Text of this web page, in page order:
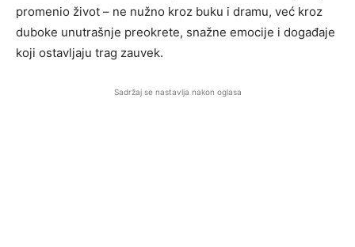
promenio život – ne nužno kroz buku i dramu, već kroz
duboke unutrašnje preokrete, snažne emocije i događaje
koji ostavljaju trag zauvek.
Sadržaj se nastavlja nakon oglasa